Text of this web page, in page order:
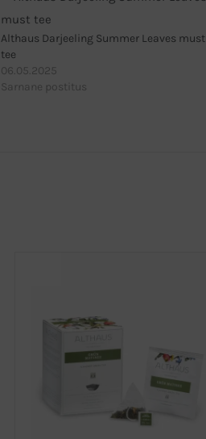
Althaus Darjeeling Summer Leaves must
tee
06.05.2025
Sarnane postitus